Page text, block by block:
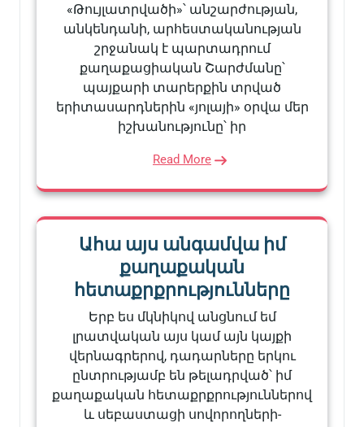
«Թույլատրվածի»՝ անշարժության,
անկենդանի, արհեստականության
շրջանակ է պարտադրում
քաղաքացիական Շարժմանը՝
պայքարի տարերքին տրված
երիտասարդներին «յոլայի» օրվա մեր
իշխանությունը՝ իր
Read More
Ահա այս անգամվա իմ
քաղաքական
հետաքրքրությունները
Երբ ես մկնիկով անցնում եմ
լրատվական այս կամ այն կայքի
վերնագրերով, դադարները երկու
ընտրությամբ են թելադրված՝ իմ
քաղաքական հետաքրքրություններով
և սեբաստացի սովորողների-